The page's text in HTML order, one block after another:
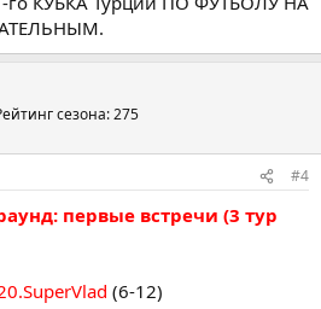
сезона: 275
#4
первые встречи (3 тур
(6-12)